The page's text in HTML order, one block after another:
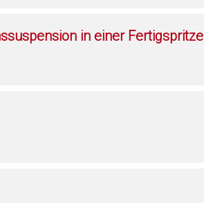
in einer Fertigspritze